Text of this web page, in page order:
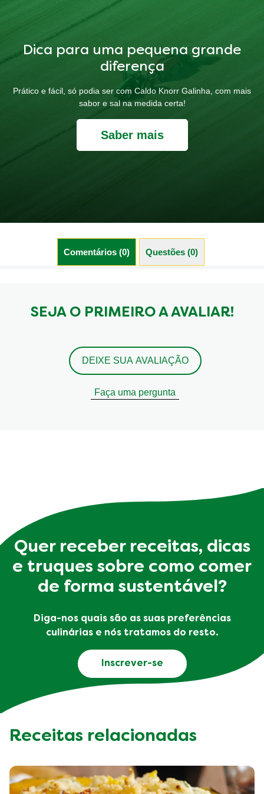
Dica para uma pequena grande
diferença
Prático e fácil, só podia ser com Caldo Knorr Galinha, com mais
sabor e sal na medida certa!
Saber mais
Comentários (0) Questões (0)
SEJA O PRIMEIRO A AVALIAR!
DEIXE SUA AVALIAÇÃO
Faça uma pergunta
Quer receber receitas, dicas
e truques sobre como comer
de forma sustentável?
Diga-nos quais são as suas preferências
culinárias e nós tratamos do resto.
Inscrever-se
Receitas relacionadas